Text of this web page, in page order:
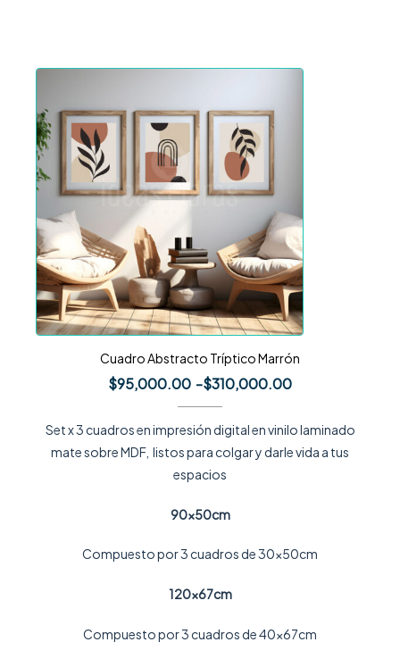
Cuadro Abstracto Tríptico Marrón
$95,000.00 -$310,000.00
Set x 3 cuadros en impresión digital en vinilo laminado
mate sobre MDF, listos para colgar y darle vida a tus
espacios
90x50cm
Compuesto por 3 cuadros de 30x50cm
120x67cm
Compuesto por 3 cuadros de 40x67cm